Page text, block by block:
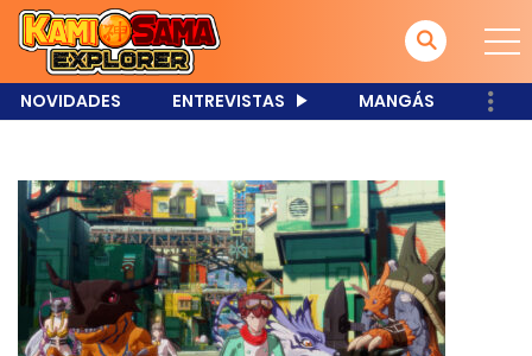
NOVIDADES ENTREVISTAS MANGÁS